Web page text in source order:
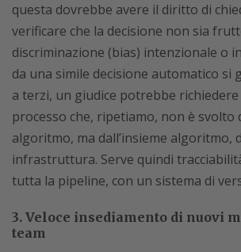
questa dovrebbe avere il diritto di
verificare che la decisione non sia
discriminazione (bias) intenzionale o
da una simile decisione automatico si
a terzi, un giudice potrebbe
processo che, ripetiamo, non è svolto
algoritmo, ma dall’insieme algoritmo,
infrastruttura. Serve quindi
tutta la pipeline, con un sistema di
3. Veloce insediamento di nuovi
team